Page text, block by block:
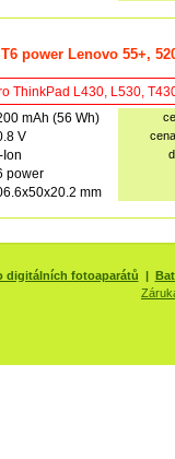
power Lenovo 55+,
ThinkPad L430, L530,
mAh (56 Wh)
V
Ion
power
mm
digitálních fotoaparátů |